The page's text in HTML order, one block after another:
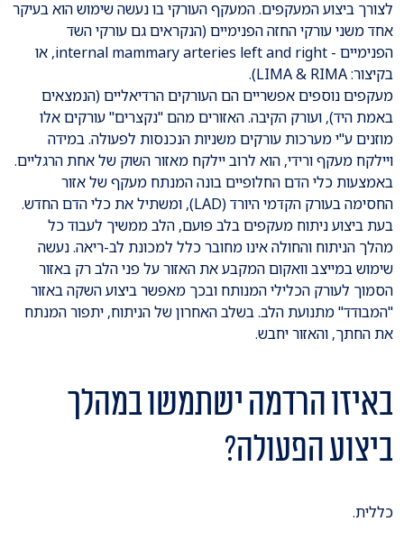
לצורך ביצוע המעקפים. המעקף העורקי בו נעשה שימוש הוא בעיקר
אחד משני עורקי החזה הפנימיים (הנקראים גם עורקי השד
הפנימיים - internal mammary arteries left and right, או
בקיצור: LIMA & RIMA).
מעקפים נוספים אפשריים הם העורקים הרדיאליים (הנמצאים
באמת היד), ועורק הקיבה. האזורים מהם "נקצרים" עורקים אלו
מוזנים ע"י מערכות עורקים משניות הנכנסות לפעולה. במידה
ויילקח מעקף ורידי, הוא לרוב יילקח מאזור השוק של אחת הרגליים.
באמצעות כלי הדם החלופיים בונה המנתח מעקף של אזור
החסימה בעורק הקדמי היורד (LAD), ומשתיל את כלי הדם החדש.
בעת ביצוע ניתוח מעקפים בלב פועם, הלב ממשיך לעבוד כל
מהלך הניתוח והחולה אינו מחובר כלל למכונת לב-ריאה. נעשה
שימוש במייצב וואקום המקבע את האזור על פני הלב רק באזור
הסמוך לעורק הכלילי המנותח ובכך מאפשר ביצוע השקה באזור
"המבודד" מתנועת הלב. בשלב האחרון של הניתוח, יתפור המנתח
את החתך, והאזור יחבש.
באיזו הרדמה ישתמשו במהלך
ביצוע הפעולה?
כללית.